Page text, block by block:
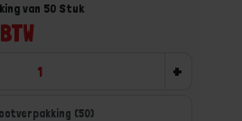
van 50 Stuk
+
(50)